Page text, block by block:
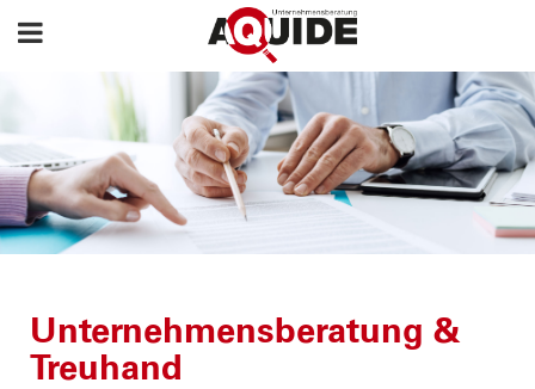
Unternehmensberatung &
Treuhand